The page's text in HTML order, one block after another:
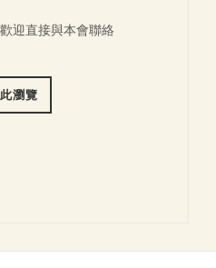
迎直接與本會聯絡
瀏覽